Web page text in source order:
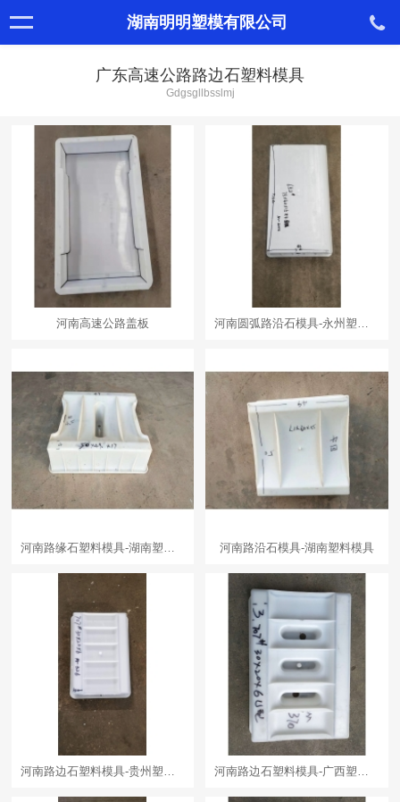
湖南明明塑模有限公司
广东高速公路路边石塑料模具
Gdgsgllbsslmj
河南高速公路盖板 河南圆弧路沿石模具-永州塑料模具
河南路沿石模具-湖南塑料模具